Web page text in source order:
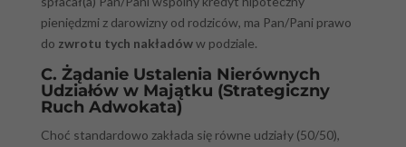
pieniędzmi z darowizny od rodziców, ma Pan/Pani prawo
do zwrotu tych nakładóww podziale.
C. Żądanie Ustalenia Nierównych
Udziałów w Majątku (Strategiczny
Ruch Adwokata)
Choć standardowo zakłada się równe udziały (50/50),